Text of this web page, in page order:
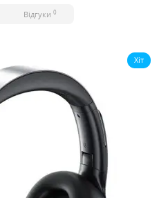
Відгуки 0
Хіт